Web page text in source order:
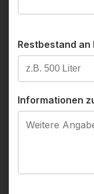
Restbestand an
Informationen